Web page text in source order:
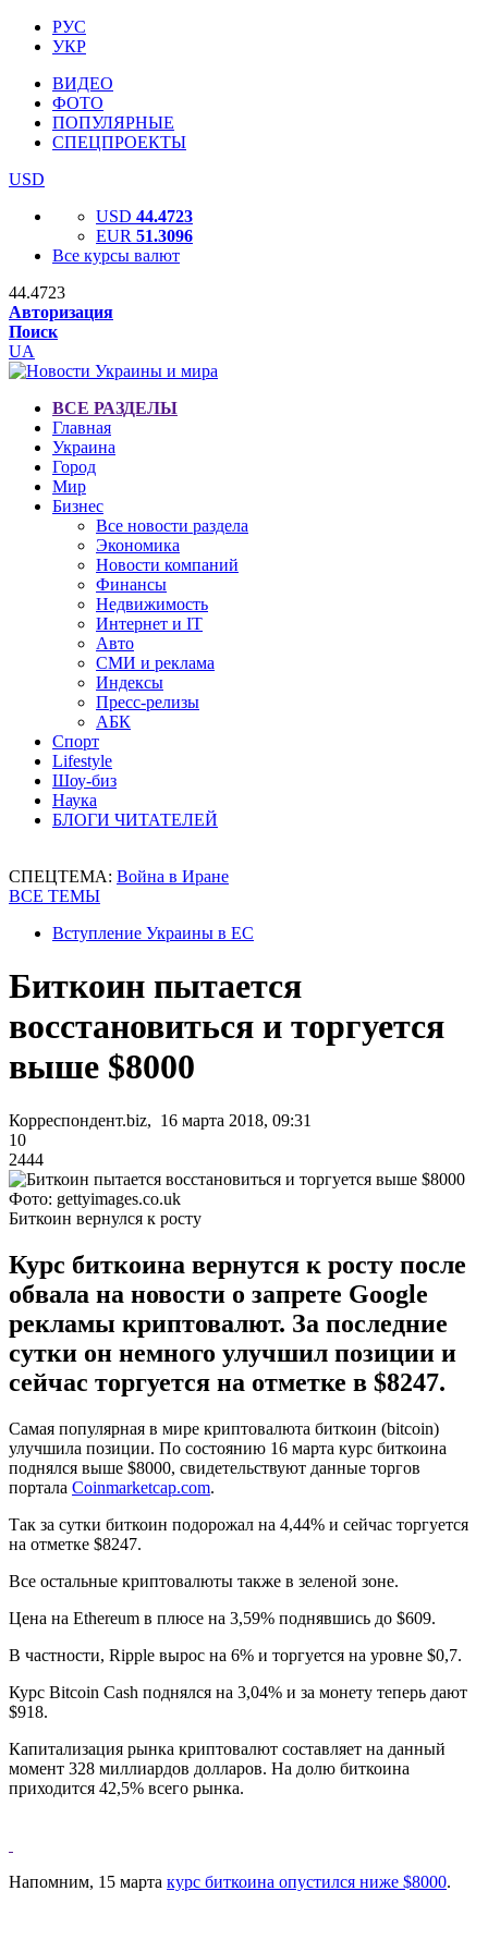
РУС
УКР
ВИДЕО
ФОТО
ПОПУЛЯРНЫЕ
СПЕЦПРОЕКТЫ
USD
USD 44.4723
EUR 51.3096
Все курсы валют
44.4723
Авторизация
Поиск
UA
ВСЕ РАЗДЕЛЫ
Главная
Украина
Город
Мир
Бизнес
Все новости раздела
Экономика
Новости компаний
Финансы
Недвижимость
Интернет и IT
Авто
СМИ и реклама
Индексы
Пресс-релизы
АБК
Спорт
Lifestyle
Шоу-биз
Наука
БЛОГИ ЧИТАТЕЛЕЙ
СПЕЦТЕМА: Война в Иране
ВСЕ ТЕМЫ
Вступление Украины в ЕС
Биткоин пытается
восстановиться и торгуется
выше $8000
Корреспондент.biz, 16 марта 2018, 09:31
10
2444
Фото: gettyimages.co.uk
Биткоин вернулся к росту
Курс биткоина вернутся к росту после
обвала на новости о запрете Google
рекламы криптовалют. За последние
сутки он немного улучшил позиции и
сейчас торгуется на отметке в $8247.
Самая популярная в мире криптовалюта биткоин (bitcoin)
улучшила позиции. По состоянию 16 марта курс биткоина
поднялся выше $8000, свидетельствуют данные торгов
портала Coinmarketcap.com.
Так за сутки биткоин подорожал на 4,44% и сейчас торгуется
на отметке $8247.
Все остальные криптовалюты также в зеленой зоне.
Цена на Ethereum в плюсе на 3,59% поднявшись до $609.
В частности, Ripple вырос на 6% и торгуется на уровне $0,7.
Курс Bitcoin Cash поднялся на 3,04% и за монету теперь дают
$918.
Капитализация рынка криптовалют составляет на данный
момент 328 миллиардов долларов. На долю биткоина
приходится 42,5% всего рынка.
Напомним, 15 марта курс биткоина опустился ниже $8000.